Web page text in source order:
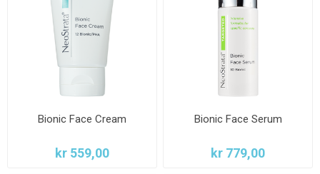
Bionic Face Cream
kr 559,00
Bionic Face Serum
kr 779,00